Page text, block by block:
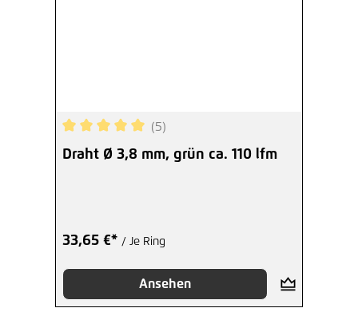
Durchschnittliche Bewertung von 5 von 5
(5)
Draht Ø 3,8 mm, grün ca. 110 lfm
33,65 €* / Je Ring
Ansehen